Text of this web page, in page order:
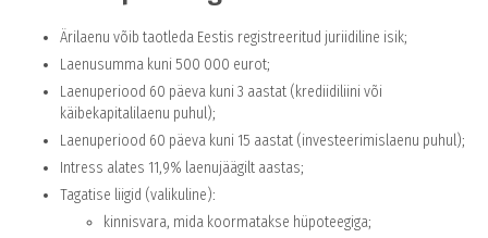
Ärilaenu võib taotleda Eestis registreeritud juriidiline isik;
Laenusumma kuni 500 000 eurot;
Laenuperiood 60 päeva kuni 3 aastat (krediidiliini või
käibekapitalilaenu puhul);
Laenuperiood 60 päeva kuni 15 aastat (investeerimislaenu puhul);
Intress alates 11,9% laenujäägilt aastas;
Tagatise liigid (valikuline):
kinnisvara, mida koormatakse hüpoteegiga;